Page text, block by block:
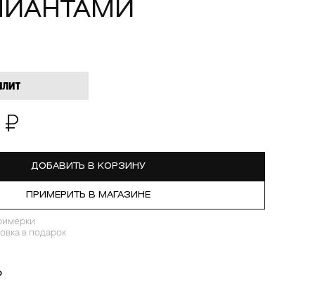
ДОБАВИТЬ В КОРЗИНУ
ПРИМЕРИТЬ В МАГАЗИНЕ
в подарок